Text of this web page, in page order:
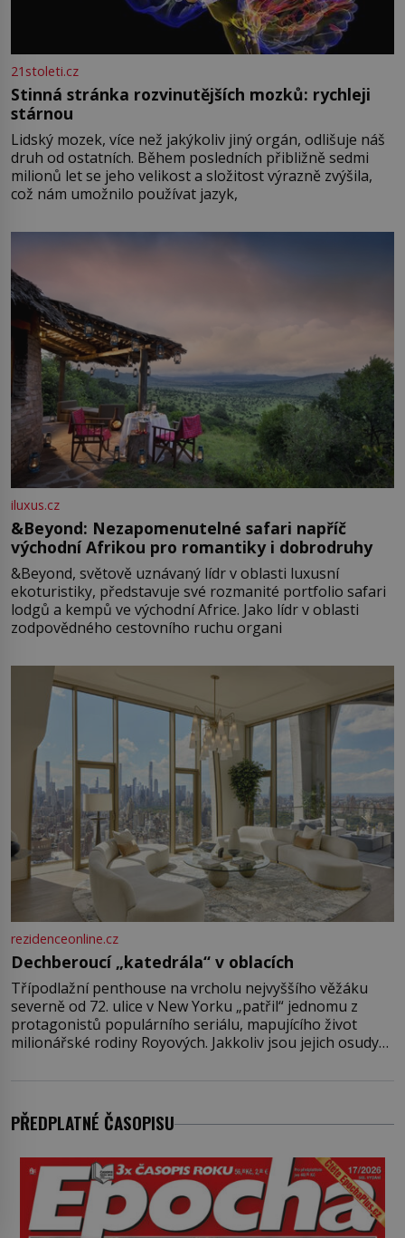
21stoleti.cz
Stinná stránka rozvinutějších mozků: rychleji
stárnou
Lidský mozek, více než jakýkoliv jiný orgán, odlišuje náš
druh od ostatních. Během posledních přibližně sedmi
milionů let se jeho velikost a složitost výrazně zvýšila,
což nám umožnilo používat jazyk,
iluxus.cz
&Beyond: Nezapomenutelné safari napříč
východní Afrikou pro romantiky i dobrodruhy
&Beyond, světově uznávaný lídr v oblasti luxusní
ekoturistiky, představuje své rozmanité portfolio safari
lodgů a kempů ve východní Africe. Jako lídr v oblasti
zodpovědného cestovního ruchu organi
rezidenceonline.cz
Dechberoucí „katedrála“ v oblacích
Třípodlažní penthouse na vrcholu nejvyššího věžáku
severně od 72. ulice v New Yorku „patřil“ jednomu z
protagonistů populárního seriálu, mapujícího život
milionářské rodiny Royových. Jakkoliv jsou jejich osudy
jenom jednou z nemovitostí
PŘEDPLATNÉ ČASOPISU